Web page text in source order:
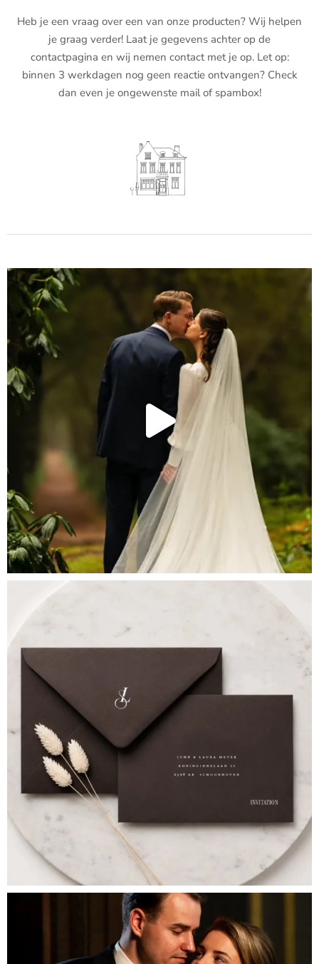
Heb je een vraag over een van onze producten? Wij helpen
je graag verder! Laat je gegevens achter op de
contactpagina en wij nemen contact met je op. Let op:
binnen 3 werkdagen nog geen reactie ontvangen? Check
dan even je ongewenste mail of spambox!